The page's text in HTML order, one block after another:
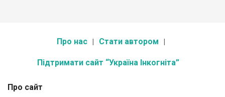
Про нас Стати автором
Підтримати сайт “Україна Інкогніта”
Про сайт